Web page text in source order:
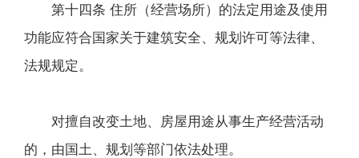
第十四条 住所（经营场所）的法定用途及使用
功能应符合国家关于建筑安全、规划许可等法律、
法规规定。
对擅自改变土地、房屋用途从事生产经营活动
的，由国土、规划等部门依法处理。